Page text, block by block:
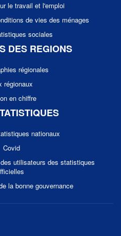
le travail et l'emploi
de vies des ménages
sociales
DES REGIONS
régionales
régionaux
en chiffre
nationaux
Covid
utilisateurs des statistiques
la bonne gouvernance